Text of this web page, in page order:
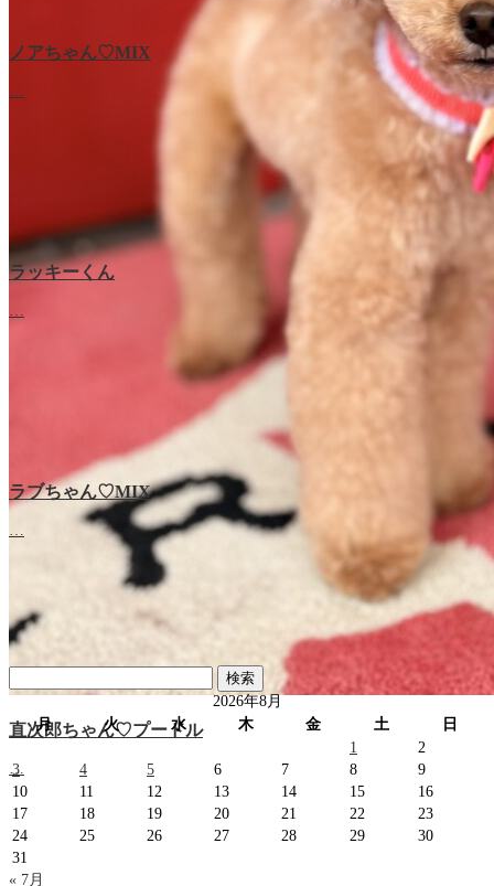
ラブちゃん♡プードル
直次郎ちゃん♡プードル
…
ノアちゃん♡‬MIX
ラッキーくん
ラブちゃん♡MIX
索:
2026年8月
月
火 水 木 金 土
日
1
2
3
4 5 6 7 8
9
10
11 12 13 14 15
16
17
18 19 20 21 22
23
24
25 26 27 28 29
30
31
« 7月